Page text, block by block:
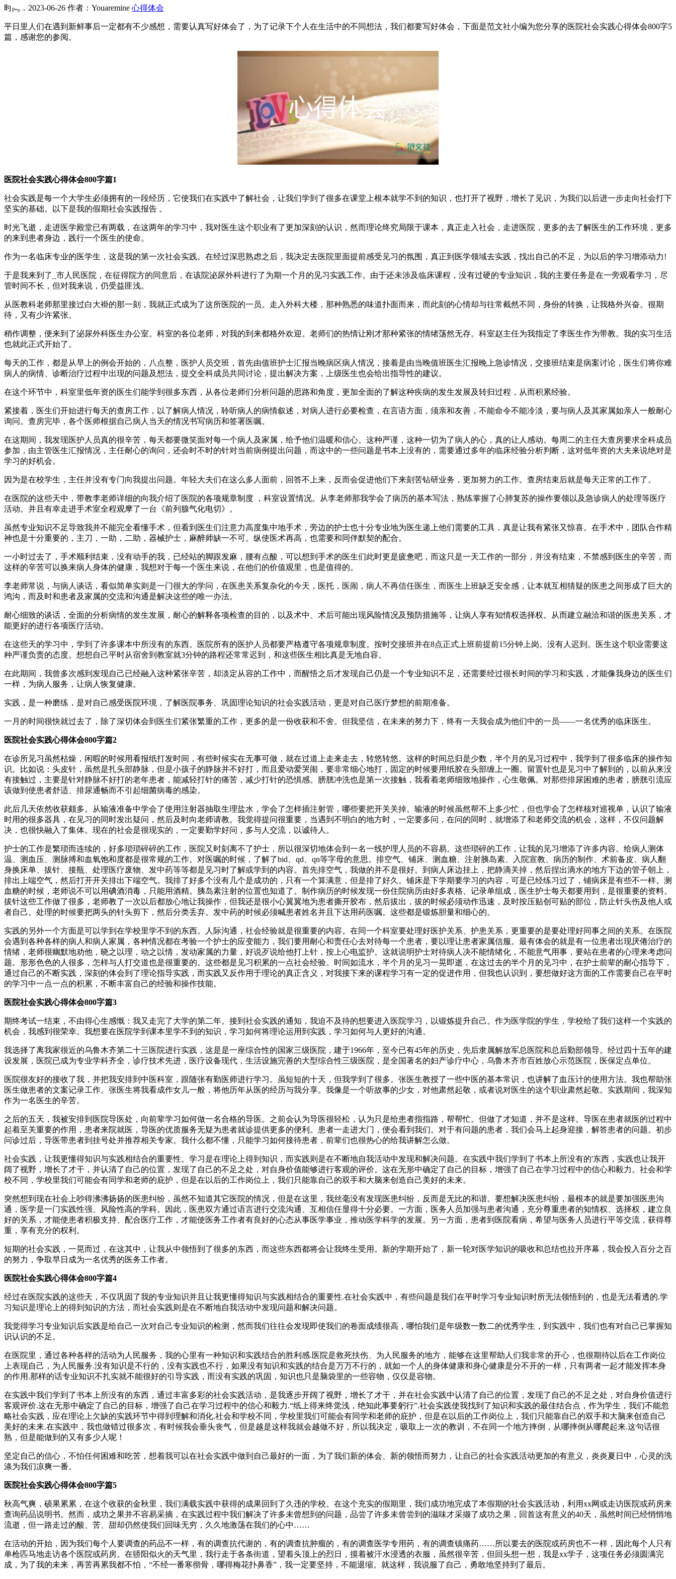
时间：2023-06-26 作者：Youaremine 心得体会
平日里人们在遇到新鲜事后一定都有不少感想，需要认真写好体会了，为了记录下个人在生活中的不同想法，我们都要写好体会，下面是范文社小编为您分享的医院社会实践心得体会800字5
篇，感谢您的参阅。
医院社会实践心得体会800字篇1
社会实践是每一个大学生必须拥有的一段经历，它使我们在实践中了解社会，让我们学到了很多在课堂上根本就学不到的知识，也打开了视野，增长了见识，为我们以后进一步走向社会打下
坚实的基础。以下是我的假期社会实践报告 。
时光飞逝，走进医学殿堂已有两载，在这两年的学习中，我对医生这个职业有了更加深刻的认识，然而理论终究局限于课本，真正走入社会，走进医院，更多的去了解医生的工作环境，更多
的来到患者身边，践行一个医生的使命。
作为一名临床专业的医学生，这是我的第一次社会实践。在经过深思熟虑之后，我决定去医院里面提前感受见习的氛围，真正到医学领域去实践，找出自己的不足，为以后的学习增添动力!
于是我来到了_市人民医院，在征得院方的同意后，在该院泌尿外科进行了为期一个月的见习实践工作。由于还未涉及临床课程，没有过硬的专业知识，我的主要任务是在一旁观看学习，尽
管时间不长，但对我来说，仍受益匪浅。
从医教科老师那里接过白大褂的那一刻，我就正式成为了这所医院的一员。走入外科大楼，那种熟悉的味道扑面而来，而此刻的心情却与往常截然不同，身份的转换，让我格外兴奋。很期
待，又有少许紧张。
稍作调整，便来到了泌尿外科医生办公室。科室的各位老师，对我的到来都格外欢迎。老师们的热情让刚才那种紧张的情绪荡然无存。科室赵主任为我指定了李医生作为带教。我的实习生活
也就此正式开始了。
每天的工作，都是从早上的例会开始的，八点整，医护人员交班，首先由值班护士汇报当晚病区病人情况，接着是由当晚值班医生汇报晚上急诊情况，交接班结束是病案讨论，医生们将你难
病人的病情、诊断治疗过程中出现的问题及想法，提交全科成员共同讨论，提出解决方案，上级医生也会给出指导性的建议。
在这个环节中，科室里低年资的医生们能学到很多东西，从各位老师们分析问题的思路和角度，更加全面的了解这种疾病的发生发展及转归过程，从而积累经验。
紧接着，医生们开始进行每天的查房工作，以了解病人情况，聆听病人的病情叙述，对病人进行必要检查，在言语方面，须亲和友善，不能命令不能冷淡，要与病人及其家属如亲人一般耐心
询问。查房完毕，各个医师根据自己病人当天的情况书写病历和签署医嘱。
在这期间，我发现医护人员真的很辛苦，每天都要微笑面对每一个病人及家属，给予他们温暖和信心。这种严谨，这种一切为了病人的心，真的让人感动。每周二的主任大查房要求全科成员
参加，由主管医生汇报情况，主任耐心的询问，还会时不时的针对当前病例提出问题，而这中的一些问题是书本上没有的，需要通过多年的临床经验分析判断，这对低年资的大夫来说绝对是
学习的好机会。
因为是在校学生，主任并没有专门向我提出问题。年轻大夫们在这么多人面前，回答不上来，反而会促进他们下来刻苦钻研业务，更加努力的工作。查房结束后就是每天正常的工作了。
在医院的这些天中，带教李老师详细的向我介绍了医院的各项规章制度 ，科室设置情况。从李老师那我学会了病历的基本写法，熟练掌握了心肺复苏的操作要领以及急诊病人的处理等医疗
活动。并且有幸走进手术室全程观摩了一台《前列腺气化电切》。
虽然专业知识不足导致我并不能完全看懂手术，但看到医生们注意力高度集中地手术，旁边的护士也十分专业地为医生递上他们需要的工具，真是让我有紧张又惊喜。在手术中，团队合作精
神也是十分重要的，主刀，一助，二助，器械护士，麻醉师缺一不可。纵使医术再高，也需要和同伴默契的配合。
一小时过去了，手术顺利结束，没有动手的我，已经站的脚跟发麻，腰有点酸，可以想到手术的医生们此时更是疲惫吧，而这只是一天工作的一部分，并没有结束，不禁感到医生的辛苦，而
这样的辛苦可以换来病人身体的健康，我想对于每一个医生来说，在他们的价值观里，也是值得的。
李老师常说，与病人谈话，看似简单实则是一门很大的学问，在医患关系复杂化的今天，医托，医闹，病人不再信任医生，而医生上班缺乏安全感，让本就互相猜疑的医患之间形成了巨大的
鸿沟，而及时和患者及家属的交流和沟通是解决这些的唯一办法。
耐心细致的谈话，全面的分析病情的发生发展，耐心的解释各项检查的目的，以及术中、术后可能出现风险情况及预防措施等，让病人享有知情权选择权。从而建立融洽和谐的医患关系，才
能更好的进行各项医疗活动。
在这些天的学习中，学到了许多课本中所没有的东西。医院所有的医护人员都要严格遵守各项规章制度。按时交接班并在8点正式上班前提前15分钟上岗。没有人迟到。医生这个职业需要这
种严谨负责的态度。想想自己平时从宿舍到教室就3分钟的路程还常常迟到，和这些医生相比真是无地自容。
在此期间，我曾多次感到发现自己已经融入这种紧张辛苦，却淡定从容的工作中，而醒悟之后才发现自己仍是一个专业知识不足，还需要经过很长时间的学习和实践，才能像我身边的医生们
一样，为病人服务，让病人恢复健康。
实践，是一种磨练，是对自己感受医院环境，了解医院事务、巩固理论知识的社会实践活动，更是对自己医疗梦想的前期准备。
一月的时间很快就过去了，除了深切体会到医生们紧张繁重的工作，更多的是一份收获和不舍。但我坚信，在未来的努力下，终有一天我会成为他们中的一员——一名优秀的临床医生。
医院社会实践心得体会800字篇2
在诊所见习虽然枯燥，闲暇的时候用看报纸打发时间，有些时候实在无事可做，就在过道上走来走去，转悠转悠。这样的时间总归是少数，半个月的见习过程中，我学到了很多临床的操作知
识。比如说：头皮针，虽然是扎头部静脉，但是小孩子的静脉并不好打，而且爱动爱哭闹，要非常细心地打，固定的时候要用纸胶在头部缠上一圈。留置针也是见习中了解到的，以前从来没
有接触过，主要是针对静脉不好打的老年患者，能减轻打针的痛苦，减少打针的恐惧感。膀胱冲洗也是第一次接触，我看着老师细致地操作，心生敬佩。对那些排尿困难的患者，膀胱引流应
该做到使患者舒适、排尿通畅而不引起细菌病毒的感染。
此后几天依然收获颇多。从输液准备中学会了使用注射器抽取生理盐水，学会了怎样插注射管，哪些要把开关关掉。输液的时候虽然帮不上多少忙，但也学会了怎样核对巡视单，认识了输液
时用的很多器具，在见习的同时发出疑问，然后及时向老师请教。我觉得提问很重要，当遇到不明白的地方时，一定要多问，在问的同时，就增添了和老师交流的机会，这样，不仅问题解
决，也很快融入了集体。现在的社会是很现实的，一定要勤学好问，多与人交流，以诚待人。
护士的工作是繁琐而连续的，好多琐琐碎碎的工作，医院又时刻离不了护士，所以很深切地体会到一名一线护理人员的不容易。这些琐碎的工作，让我的见习增添了许多内容。给病人测体
温、测血压、测脉搏和血氧饱和度都是很常规的工作。对医嘱的时候，了解了bid、qd、qn等字母的意思。排空气、铺床、测血糖、注射胰岛素、入院宣教、病历的制作、术前备皮、病人翻
身换床单、拔针、接瓶、处理医疗废物、发中药等等都是见习时了解或学到的内容。首先排空气，我做的并不是很好。到病人床边挂上，把静滴关掉，然后捏出滴水的地方下边的管子朝上，
排出上端空气，然后打开开关排出下端空气。我排了好多个没有几个是成功的，只有一个算满意，但是排了好久。铺床是下学期要学习的内容，可是已经练习过了，铺病床是有些不一样。测
血糖的时候，老师说不可以用碘酒消毒，只能用酒精。胰岛素注射的位置也知道了。制作病历的时候发现一份住院病历由好多表格、记录单组成，医生护士每天都要用到，是很重要的资料。
拔针这些工作做了很多，老师教了一次以后都放心地让我操作，但我还是很小心翼翼地为患者撕开胶布，然后拔出，拔的时候必须动作迅速，及时按压贴创可贴的部位，防止针头伤及他人或
者自己。处理的时候要把两头的针头剪下，然后分类丢弃。发中药的时候必须喊患者姓名并且下达用药医嘱。这些都是锻炼胆量和细心的。
实践的另外一个方面是可以学到在学校里学不到的东西。人际沟通，社会经验就是很重要的内容。在同一个科室要处理好医护关系、护患关系，更重要的是要处理好同事之间的关系。在医院
会遇到各种各样的病人和病人家属，各种情况都在考验一个护士的应变能力，我们要用耐心和责任心去对待每一个患者，要以理让患者家属信服。最有体会的就是有一位患者出现厌倦治疗的
情绪，老师很幽默地劝他，晓之以理，动之以情，发动家属的力量，好说歹说给他打上针，按上心电监护。这就说明护士对待病人决不能情绪化，不能意气用事，要站在患者的心理来考虑问
题。形形色色的人很多，怎样与人打交道也是很重要的。这些都是见习积累的一点社会经验。时间如流水，半个月的见习一晃即逝，在这过去的半个月的见习中，在护士前辈的耐心指导下，
通过自己的不断实践，深刻的体会到了理论指导实践，而实践又反作用于理论的真正含义，对我接下来的课程学习有一定的促进作用，但我也认识到，要想做好这方面的工作需要自己在平时
的学习中一点一点的积累，不断丰富自己的经验和操作技能。
医院社会实践心得体会800字篇3
期终考试一结束，不由得心生感慨：我又走完了大学的第二年。接到社会实践的通知，我迫不及待的想要进入医院学习，以锻炼提升自己。作为医学院的学生，学校给了我们这样一个实践的
机会，我感到很荣幸。我想要在医院学到课本里学不到的知识，学习如何将理论运用到实践，学习如何与人更好的沟通。
我选择了离我家很近的乌鲁木齐第二十三医院进行实践，这是是一座综合性的国家三级医院，建于1966年，至今已有45年的历史，先后隶属解放军总医院和总后勤部领导。经过四十五年的建
设发展，医院已成为专业学科齐全，诊疗技术先进，医疗设备现代，生活设施完善的大型综合性三级医院，是全国著名的妇产诊疗中心，乌鲁木齐市百姓放心示范医院，医保定点单位。
医院很友好的接收了我，并把我安排到中医科室，跟随张有勤医师进行学习。虽短短的十天，但我学到了很多。张医生教授了一些中医的基本常识，也讲解了血压计的使用方法。我也帮助张
医生做患者的文案记录工作。张医生将我看成作女儿一般，将他历年从医的经历与我分享。我像是一个听故事的少女，对他肃然起敬，或者说对医生的这个职业肃然起敬。实践期间，我深知
作为一名医生的辛苦。
之后的五天，我被安排到医院导医处，向前辈学习如何做一名合格的导医。之前会认为导医很轻松，认为只是给患者指指路，帮帮忙。但做了才知道，并不是这样。导医在患者就医的过程中
起着至关重要的作用，患者来院就医，导医的优质服务无疑为患者就诊提供更多的便利。患者一走进大门，便会看到我们。对于有问题的患者，我们会马上起身迎接，解答患者的问题。初步
问诊过后，导医带患者到挂号处并推荐相关专家。我什么都不懂，只能学习如何接待患者，前辈们也很热心的给我讲解怎么做。
社会实践，让我更懂得知识与实践相结合的重要性。学习是在理论上得到知识，而实践则是在不断地自我活动中发现和解决问题。在实践中我们学到了书本上所没有的'东西，实践也让我开
阔了视野，增长了才干，并认清了自己的位置，发现了自己的不足之处，对自身价值能够进行客观的评价。这在无形中确定了自己的目标，增强了自己在学习过程中的信心和毅力。社会和学
校不同，学校里我们可能会有同学和老师的庇护，但是在以后的工作岗位上，我们只能靠自己的双手和大脑来创造自己美好的未来。
突然想到现在社会上吵得沸沸扬扬的医患纠纷，虽然不知道其它医院的情况，但是在这里，我丝毫没有发现医患纠纷，反而是无比的和谐。要想解决医患纠纷，最根本的就是要加强医患沟
通，医学是一门实践性强、风险性高的学科。因此，医患双方通过语言进行交流沟通、互相信任显得十分必要。一方面，医务人员加强与患者沟通，充分尊重患者的知情权、选择权，建立良
好的关系，才能使患者积极支持、配合医疗工作，才能使医务工作者有良好的心态从事医学事业，推动医学科学的发展。另一方面，患者到医院看病，希望与医务人员进行平等交流，获得尊
重，享有充分的权利。
短期的社会实践，一晃而过，在这其中，让我从中领悟到了很多的东西，而这些东西都将会让我终生受用。新的学期开始了，新一轮对医学知识的吸收和总结也拉开序幕，我会投入百分之百
的努力，争取早日成为一名优秀的医务工作者。
医院社会实践心得体会800字篇4
经过在医院实践的这些天，不仅巩固了我的专业知识并且让我更懂得知识与实践相结合的重要性.在社会实践中，有些问题是我们在平时学习专业知识时所无法领悟到的，也是无法看透的.学
习知识是理论上的得到知识的方法，而社会实践则是在不断地自我活动中发现问题和解决问题。
我觉得学习专业知识后实践是给自己一次对自己专业知识的检测，然而我们往往会发现即使我们的卷面成绩很高，哪怕我们是年级数一数二的优秀学生，到实践中，我们也有对自己已掌握知
识认识的不足。
在医院里，通过各种各样的活动为人民服务，我的心里有一种知识和实践结合的胜利感.医院是救死扶伤、为人民服务的地方，能够在这里帮助人们我非常的开心，也很期待以后在工作岗位
上表现自己，为人民服务.没有知识是不行的，没有实践也不行，如果没有知识和实践的结合是万万不行的，就如一个人的身体健康和身心健康是分不开的一样，只有两者一起才能发挥本身
的作用.那样的话专业知识不扎实就不能很好的引导实践，而没有实践的巩固，知识也只是脑袋里的一些容物，仅仅是容物。
在实践中我们学到了书本上所没有的东西，通过丰富多彩的社会实践活动，是我逐步开阔了视野，增长了才干，并在社会实践中认清了自己的位置，发现了自己的不足之处，对自身价值进行
客观评价.这在无形中确定了自己的目标，增强了自己在学习过程中的信心和毅力.“纸上得来终觉浅，绝知此事要躬行”.社会实践使我找到了知识和实践的最佳结合点，作为学生，我们不能忽
略社会实践，应在理论上欠缺的实践环节中得到理解和消化.社会和学校不同，学校里我们可能会有同学和老师的庇护，但是在以后的工作岗位上，我们只能靠自己的双手和大脑来创造自己
美好的未来.在实践中，我也做错过很多次，有时候我会垂头丧气，但是越是这样我就会越做不好，所以我决定，吸取上一次的教训，不在同一个地方摔倒，从哪摔倒从哪爬起来.这句话很
熟，但是能做到的又有多少人呢！
坚定自己的信心，不怕任何困难和吃苦，想着我可以在社会实践中做到自己最好的一面，为了我们新的体会、新的领悟而努力，让自己的社会实践活动更加的有意义，炎炎夏日中，心灵的洗
涤为我们凉爽一番。
医院社会实践心得体会800字篇5
秋高气爽，硕果累累，在这个收获的金秋里，我们满载实践中获得的成果回到了久违的学校。在这个充实的假期里，我们成功地完成了本假期的社会实践活动，利用xx网或走访医院或药房来
查询药品说明书。然而，成功之果并不容易采摘，在实践过程中我们解决了许多未曾想到的问题，品尝了许多未曾尝到的滋味才采撷了成功之果，回首这有意义的40天，虽然时间已经悄悄地
流逝，但一路走过的酸、苦、甜却仍然使我们回味无穷，久久地激荡在我们的心中……
在活动的开始，因为我们每个人要调查的药品不一样，有的调查抗代谢的，有的调查抗肿瘤的，有的调查医学专用药，有的调查镇痛药……所以要去的医院或药房也不一样，因此每个人只有
单枪匹马地走访各个医院或药房。在骄阳似火的天气里，我行走于各条街道，望着头顶上的烈日，摸着被汗水浸透的衣服，虽然很辛苦，但回头想一想，我是xx学子，这项任务必须圆满完
成，为了我的未来，再苦再累我都不怕，“不经一番寒彻骨，哪得梅花扑鼻香”，我一定要坚持，不能退缩。就这样，我说服了自己，勇敢地坚持到了最后。